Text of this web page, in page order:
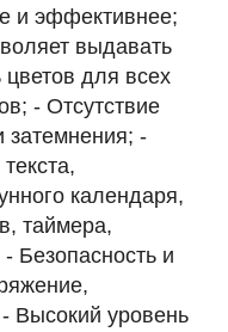
и эффективнее;
выдавать
цветов для всех
- Отсутствие
затемнения; -
календаря,
таймера,
Безопасность и
Высокий уровень